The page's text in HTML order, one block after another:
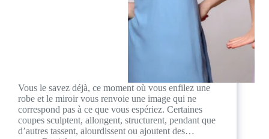
Vous le savez déjà, ce moment où vous enfilez une
robe et le miroir vous renvoie une image qui ne
correspond pas à ce que vous espériez. Certaines
coupes sculptent, allongent, structurent, pendant que
d’autres tassent, alourdissent ou ajoutent des…